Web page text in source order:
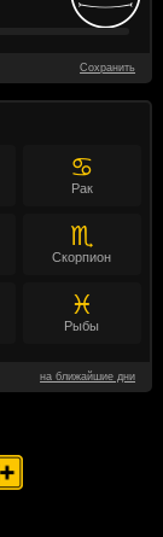
Сохранить
♋
Рак
♏
Скорпион
♓
Рыбы
на ближайшие дни